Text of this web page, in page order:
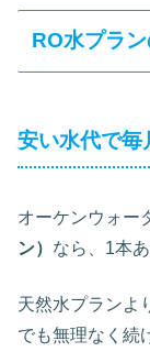
RO水プラ
安い水代で毎
オーケンウォー
ン） なら、1本
天然水プランよ
でも無理なく続